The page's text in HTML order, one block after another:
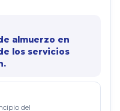
almuerzo en
los servicios